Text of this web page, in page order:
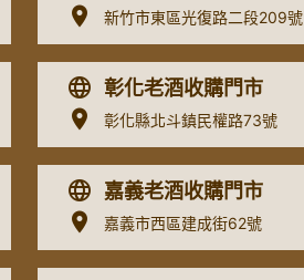
新竹市東區光復路二段209號
彰化老酒收購門市
彰化縣北斗鎮民權路73號
嘉義老酒收購門市
嘉義市西區建成街62號